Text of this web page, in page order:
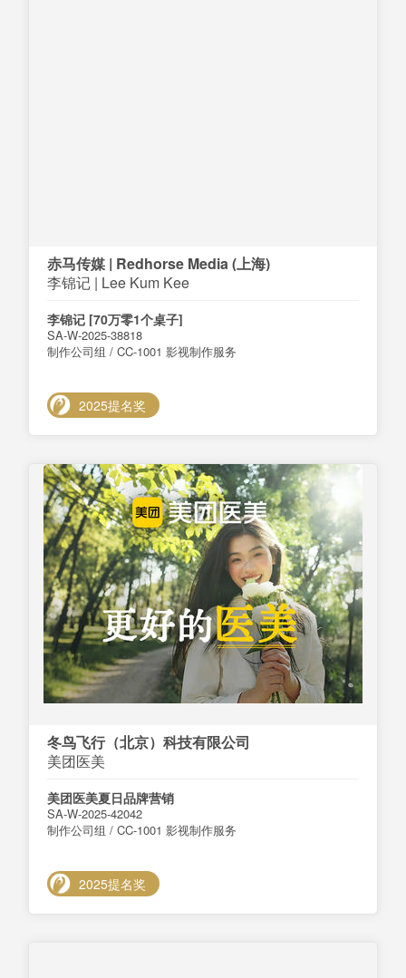
赤马传媒 | Redhorse Media (上海)
李锦记 | Lee Kum Kee
李锦记 [70万零1个桌子]
SA-W-2025-38818
制作公司组 / CC-1001 影视制作服务
2025提名奖
冬鸟飞行（北京）科技有限公司
美团医美
美团医美夏日品牌营销
SA-W-2025-42042
制作公司组 / CC-1001 影视制作服务
2025提名奖